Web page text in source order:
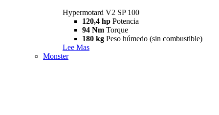
Hypermotard V2 SP 100
120,4 hp Potencia
94 Nm Torque
180 kg Peso húmedo (sin combustible)
Lee Mas
Monster